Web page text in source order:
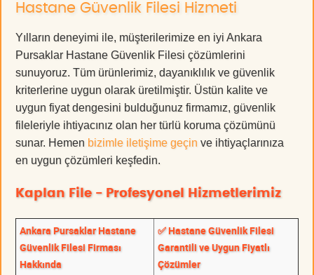
Hastane Güvenlik Filesi Hizmeti
Yılların deneyimi ile, müşterilerimize en iyi Ankara
Pursaklar Hastane Güvenlik Filesi çözümlerini
sunuyoruz. Tüm ürünlerimiz, dayanıklılık ve güvenlik
kriterlerine uygun olarak üretilmiştir. Üstün kalite ve
uygun fiyat dengesini bulduğunuz firmamız, güvenlik
fileleriyle ihtiyacınız olan her türlü koruma çözümünü
sunar. Hemen bizimle iletişime geçin ve ihtiyaçlarınıza
en uygun çözümleri keşfedin.
Kaplan File - Profesyonel Hizmetlerimiz
Ankara Pursaklar Hastane
Güvenlik Filesi Firması
Hakkında
✅ Hastane Güvenlik Filesi
Garantili ve Uygun Fiyatlı
Çözümler